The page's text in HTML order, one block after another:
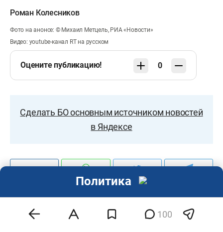
Роман Колесников
Фото на анонсе: © Михаил Метцель, РИА «Новости»
Видео: youtube-канал RT на русском
Оцените публикацию! 0
Сделать БО основным источником новостей
в Яндексе
100
Политика